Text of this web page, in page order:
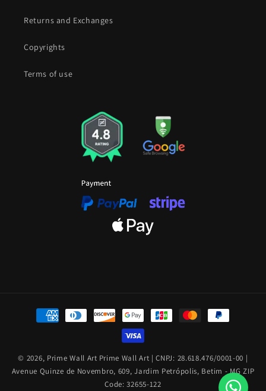
Returns and Exchanges
Copyrights
Terms of use
Moyens
© 2026, Prime Wall Art Prime Wall Art | CNPJ: 28.618.476/0001-00 |
Avenue Quinze de Novembro, 609, Jardim Petrópolis, Betim - MG ZIP
Code: 32655-122